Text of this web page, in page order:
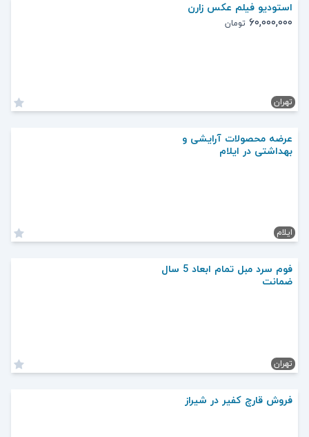
استودیو فیلم ‌عکس زارن
۶۰,۰۰۰,۰۰۰ تومان
تهران
عرضه محصولات آرایشی و
بهداشتی در ایلام
ایلام
فوم سرد مبل‌ تمام ابعاد 5 سال
ضمانت
تهران
فروش قارچ کفیر در شیراز